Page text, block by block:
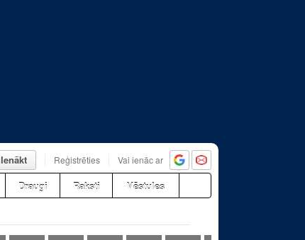
Ienākt Reģistrēties Vai ienāc ar
Draugi Raksti Vēstules